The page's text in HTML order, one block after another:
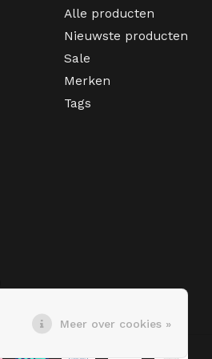
Alle producten
Nieuwste producten
Sale
Merken
Tags
Meer over cookies »